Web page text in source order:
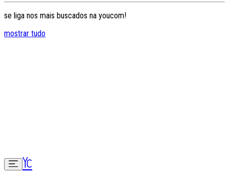
se liga nos mais buscados na youcom!
mostrar tudo